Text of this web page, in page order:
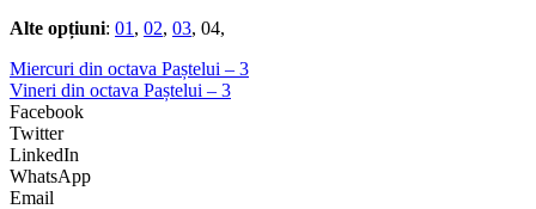
Alte opțiuni: 01 , 02, 03, 04,
Miercuri din octava Paștelui – 3
Vineri din octava Paștelui – 3
Facebook
Twitter
LinkedIn
WhatsApp
Email